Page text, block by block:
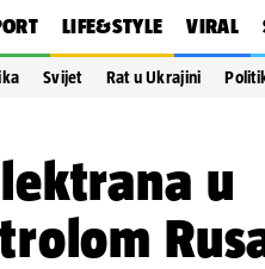
LIFE&STYLE VIRAL
Svijet Rat u Ukrajini
u